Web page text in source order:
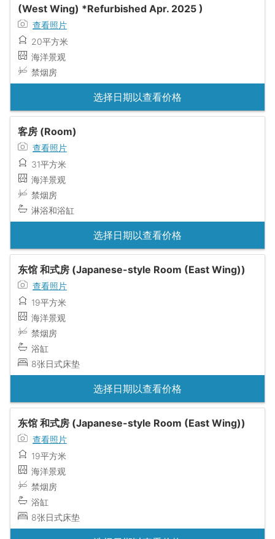
(West Wing) *Refurbished Apr. 2025 )
查看照片
20平方米
海洋景观
禁烟房
选择日期以查看价格
客房 (Room)
查看照片
31平方米
海洋景观
禁烟房
淋浴和浴缸
选择日期以查看价格
东馆 和式房 (Japanese-style Room (East Wing))
查看照片
19平方米
海洋景观
禁烟房
浴缸
8张日式床垫
选择日期以查看价格
东馆 和式房 (Japanese-style Room (East Wing))
查看照片
19平方米
海洋景观
禁烟房
浴缸
8张日式床垫